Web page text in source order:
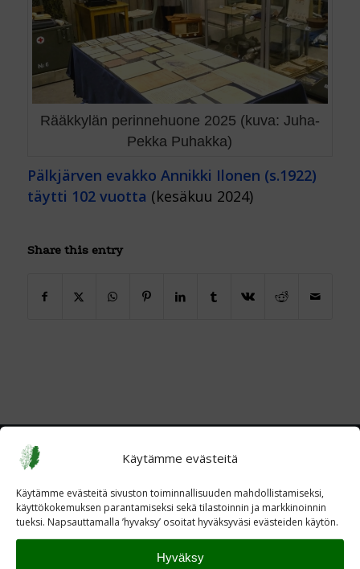
Käytämme evästeitä
Käytämme evästeitä sivuston toiminnallisuuden mahdollistamiseksi,
käyttökokemuksen parantamiseksi sekä tilastoinnin ja markkinoinnin
tueksi. Napsauttamalla ’hyvaksy’ osoitat hyväksyväsi evästeiden käytön.
Hyväksy
Rääkkylän perinnehuone 2025 (kuva: Juha-
Pekka Puhakka)
Pälkjärven evakko Annikki Ilonen (s.1922)
täytti 102 vuotta (kesäkuu 2024)
Share this entry